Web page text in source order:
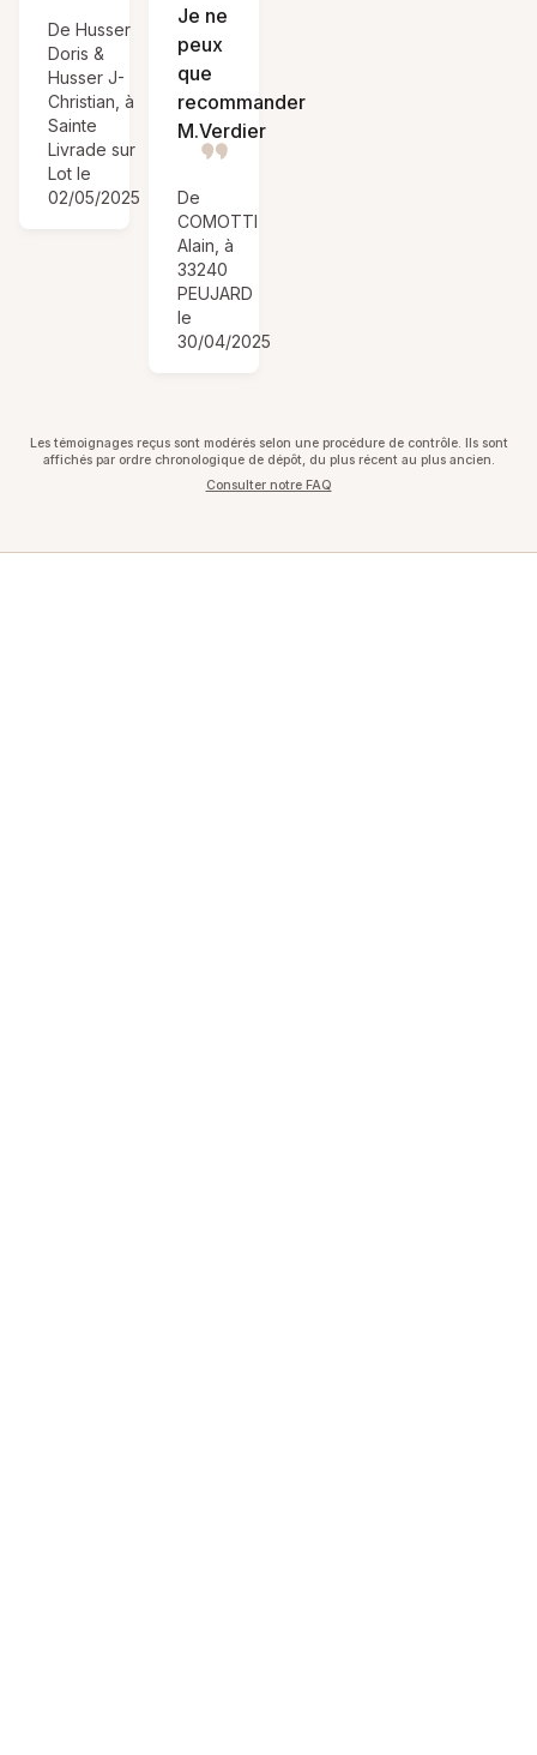
De Husser
Doris &
Husser J-
Christian, à
Sainte
Livrade sur
Lot le
02/05/2025
Je ne
peux
que
recommander
M.Verdier
De
COMOTTI
Alain, à
33240
PEUJARD
le
30/04/2025
Les témoignages reçus sont modérés selon une procédure de contrôle. Ils sont
affichés par ordre chronologique de dépôt, du plus récent au plus ancien.
Consulter notre FAQ